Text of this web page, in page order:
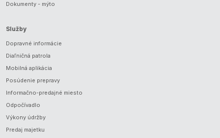
Dokumenty - mýto
Služby
Dopravné informácie
Diaľničná patrola
Mobilná aplikácia
Posúdenie prepravy
Informačno-predajné miesto
Odpočívadlo
Výkony údržby
Predaj majetku